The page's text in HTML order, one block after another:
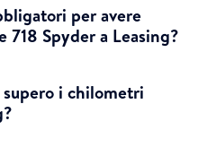
per avere
718 Spyder a Leasing?
i chilometri